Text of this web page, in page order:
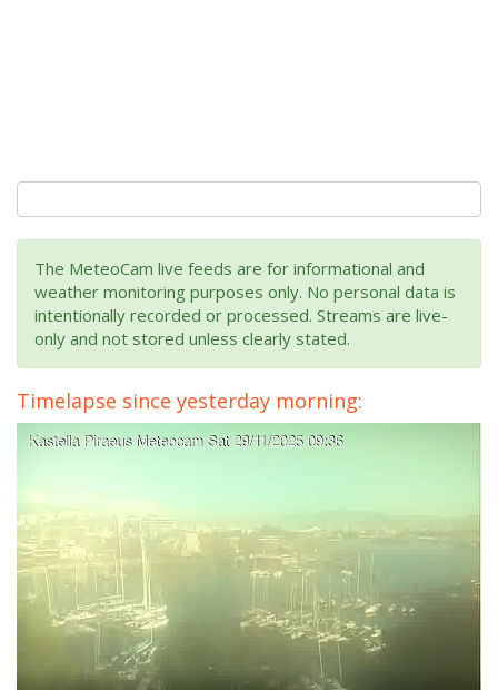
The MeteoCam live feeds are for informational and
weather monitoring purposes only. No personal data is
intentionally recorded or processed. Streams are live-
only and not stored unless clearly stated.
Timelapse since yesterday morning: